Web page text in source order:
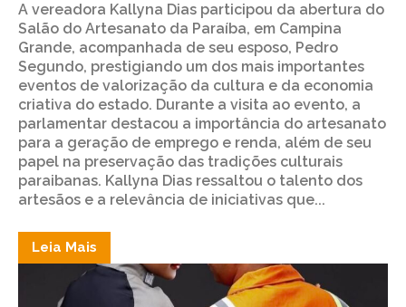
A vereadora Kallyna Dias participou da abertura do
Salão do Artesanato da Paraíba, em Campina
Grande, acompanhada de seu esposo, Pedro
Segundo, prestigiando um dos mais importantes
eventos de valorização da cultura e da economia
criativa do estado. Durante a visita ao evento, a
parlamentar destacou a importância do artesanato
para a geração de emprego e renda, além de seu
papel na preservação das tradições culturais
paraibanas. Kallyna Dias ressaltou o talento dos
artesãos e a relevância de iniciativas que...
Leia Mais